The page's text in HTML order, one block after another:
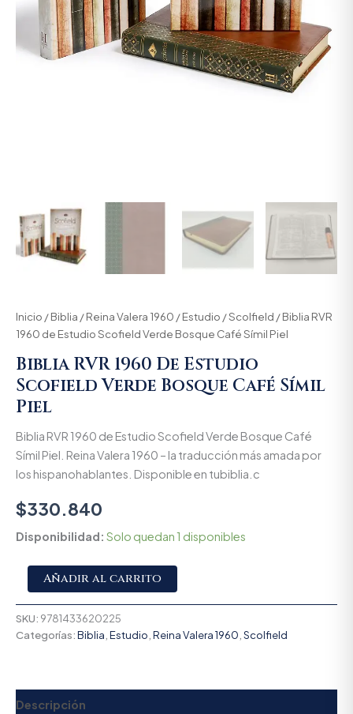
Inicio /Biblia /Reina Valera 1960 /Estudio /Scolfield / Biblia RVR
1960 de Estudio Scofield Verde Bosque Café Símil Piel
Biblia RVR 1960 De Estudio
Scofield Verde Bosque Café Símil
Piel
Biblia RVR 1960 de Estudio Scofield Verde Bosque Café
Símil Piel. Reina Valera 1960 – la traducción más amada por
los hispanohablantes. Disponible en tubiblia.c
$330.840
Disponibilidad: Solo quedan 1 disponibles
Añadir al carrito
SKU: 9781433620225
Categorías:Biblia Estudio Reina Valera 1960 Scolfield
Descripción